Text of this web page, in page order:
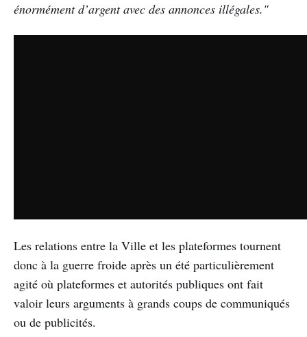
énormément d’argent avec des annonces illégales."
Les relations entre la Ville et les plateformes tournent
donc à la guerre froide après un été particulièrement
agité où plateformes et autorités publiques ont fait
valoir leurs arguments à grands coups de communiqués
ou de publicités.